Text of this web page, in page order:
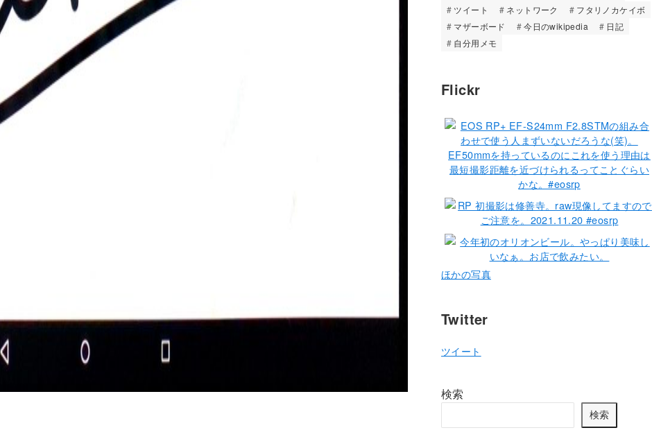
ツイート
ネットワーク
フタリノカケイボ
マザーボード
今日のwikipedia
日記
自分用メモ
Flickr
ほかの写真
Twitter
ツイート
検索
検索